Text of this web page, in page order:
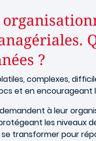
?
complexes,
et en encourageant
à leur
les niveaux
transformer pour